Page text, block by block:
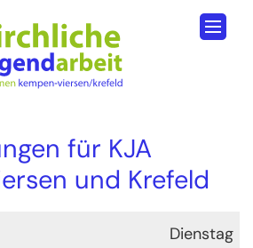
für KJA
und Krefeld
Dienstag